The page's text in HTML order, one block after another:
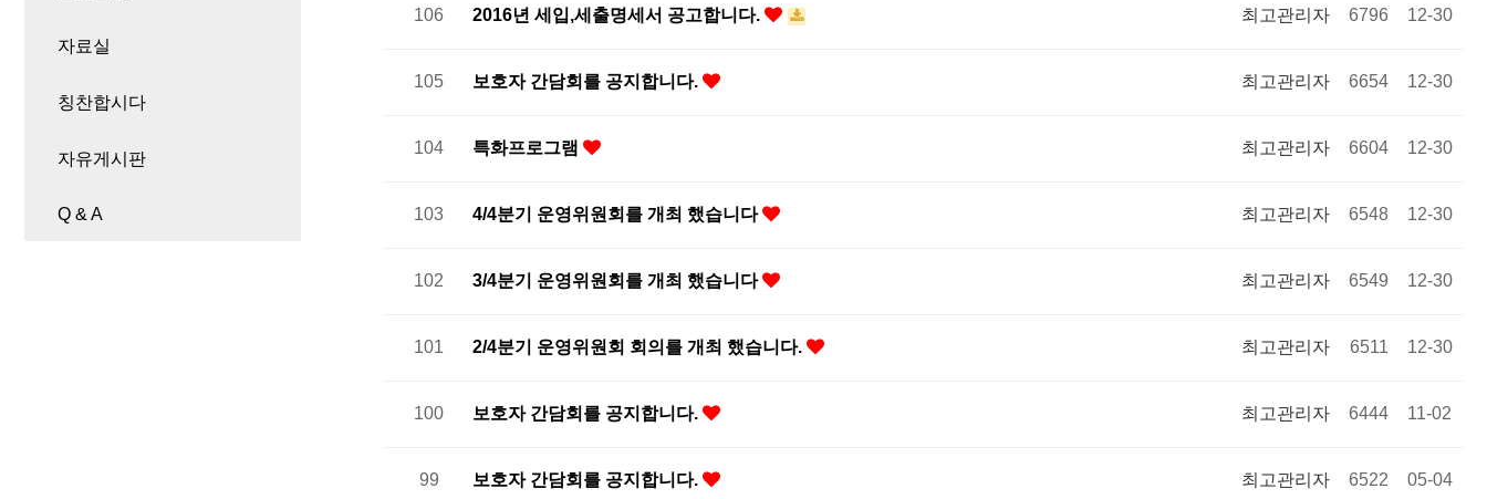
자료실
칭찬합시다
자유게시판
Q & A
106 2016년 세입,세출명세서 공고합니다. 최고관리자 6796 12-30
105 보호자 간담회를 공지합니다. 최고관리자 6654 12-30
104 특화프로그램 최고관리자 6604 12-30
103 4/4분기 운영위원회를 개최 했습니다 최고관리자 6548 12-30
102 3/4분기 운영위원회를 개최 했습니다 최고관리자 6549 12-30
101 2/4분기 운영위원회 회의를 개최 했습니다. 최고관리자 6511 12-30
100 보호자 간담회를 공지합니다. 최고관리자 6444 11-02
99 보호자 간담회를 공지합니다. 최고관리자 6522 05-04